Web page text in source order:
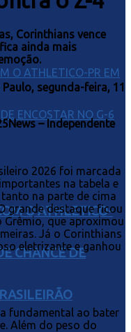
O ATHLETICO-
CHANCE DE
Corinthians vence
ainda mais
segunda-feira, 11
– Independente
2026 foi marcada
na tabela e
na parte de cima
grande destaque ficou
que aproximou
Já o Corinthians
eletrizante e ganhou
fundamental ao bater
Além do peso do